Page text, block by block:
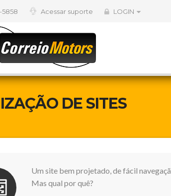
5858 Acessar suporte LOGIN
DE SITES
Um site bem projetado, de fácil
Mas qual por quê?